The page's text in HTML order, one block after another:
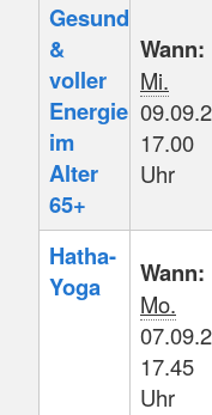
Gesund
&
voller
Energie
im
Alter
65+
Wann:
Mi.
17.00
Uhr
Hatha-
Yoga
Wann:
Mo.
17.45
Uhr